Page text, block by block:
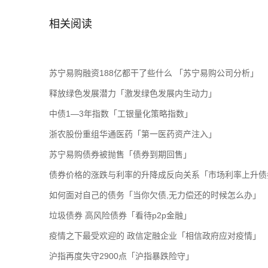
相关阅读
苏宁易购融资188亿都干了些什么 「苏宁易购公司分析」
释放绿色发展潜力「激发绿色发展内生动力」
中债1—3年指数「工银量化策略指数」
浙农股份重组华通医药「第一医药资产注入」
苏宁易购债券被抛售「债券到期回售」
债券价格的涨跌与利率的升降成反向关系「市场利率上升债
如何面对自己的债务「当你欠债,无力偿还的时候怎么办」
垃圾债券 高风险债券「看待p2p金融」
疫情之下最受欢迎的 政信定融企业「相信政府应对疫情」
沪指再度失守2900点「沪指暴跌险守」